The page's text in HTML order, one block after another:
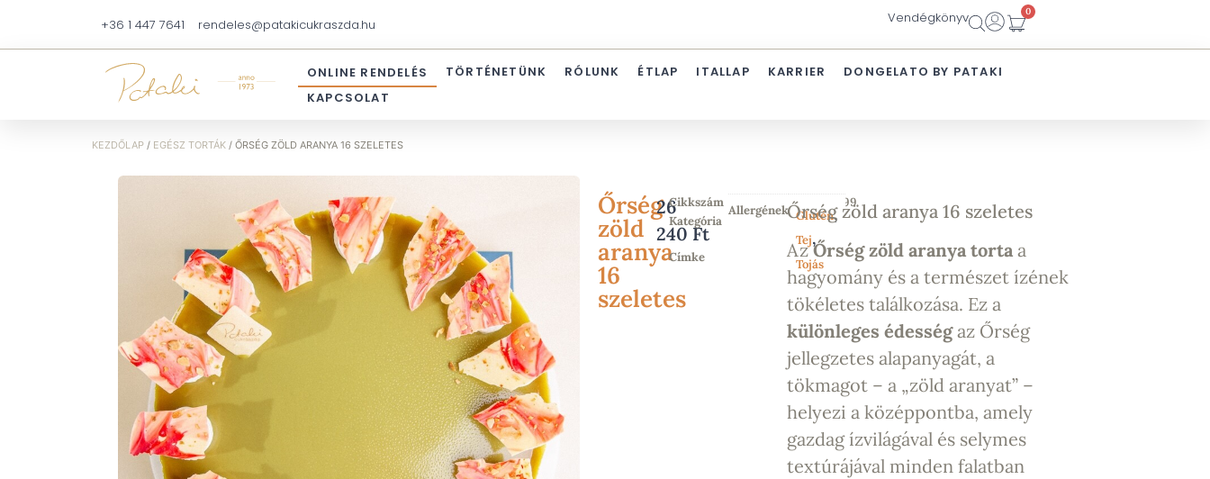
+36 1 447 7641 rendeles@patakicukraszda.hu Vendégkönyv 0
ONLINE RENDELÉS TÖRTÉNETÜNK RÓLUNK ÉTLAP ITALLAP KARRIER
DONGELATO BY PATAKI
KAPCSOLAT
KEZDŐLAP / EGÉSZ TORTÁK / ŐRSÉG ZÖLD ARANYA 16 SZELETES
Őrség
zöld
aranya
16
szeletes
26
240Ft
Cikkszám
PAT_OZAT_099
Kategória
Egész
torták
Címke
Ország
tortája
Allergének Glutén,
Tej,
Tojás
Őrség zöld aranya 16 szeletes
AzŐrség zöld aranya torta a
hagyomány és a természet ízének
tökéletes találkozása. Ez a
különleges édességaz Őrség
jellegzetes alapanyagát, a
tökmagot – a „zöld aranyat” –
helyezi a középpontba, amely
gazdag ízvilágával és selymes
textúrájával minden falatban